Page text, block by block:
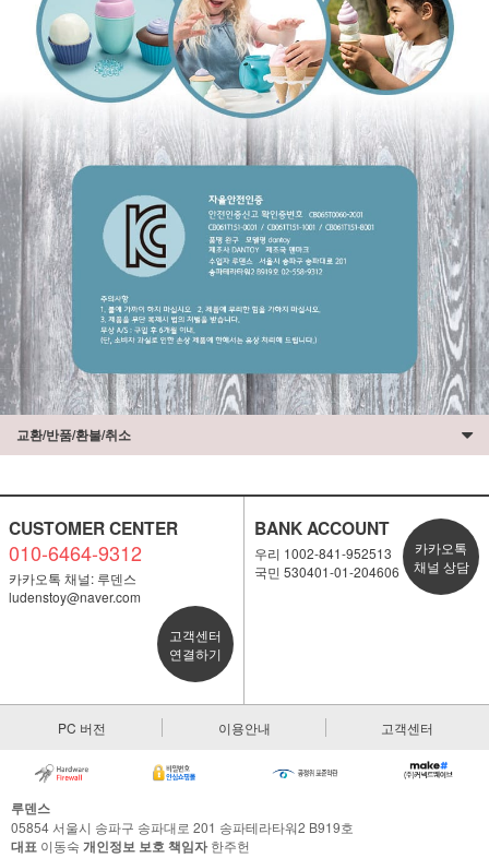
교환/반품/환불/취소
CUSTOMER CENTER
010-6464-9312
카카오톡 채널: 루덴스
ludenstoy@naver.com
고객센터
연결하기
BANK ACCOUNT
우리 1002-841-952513
국민 530401-01-204606
카카오톡
채널 상담
PC 버전 이용안내 고객센터
루덴스
05854 서울시 송파구 송파대로 201 송파테라타워2 B919호
대표 이동숙 개인정보 보호 책임자한주헌